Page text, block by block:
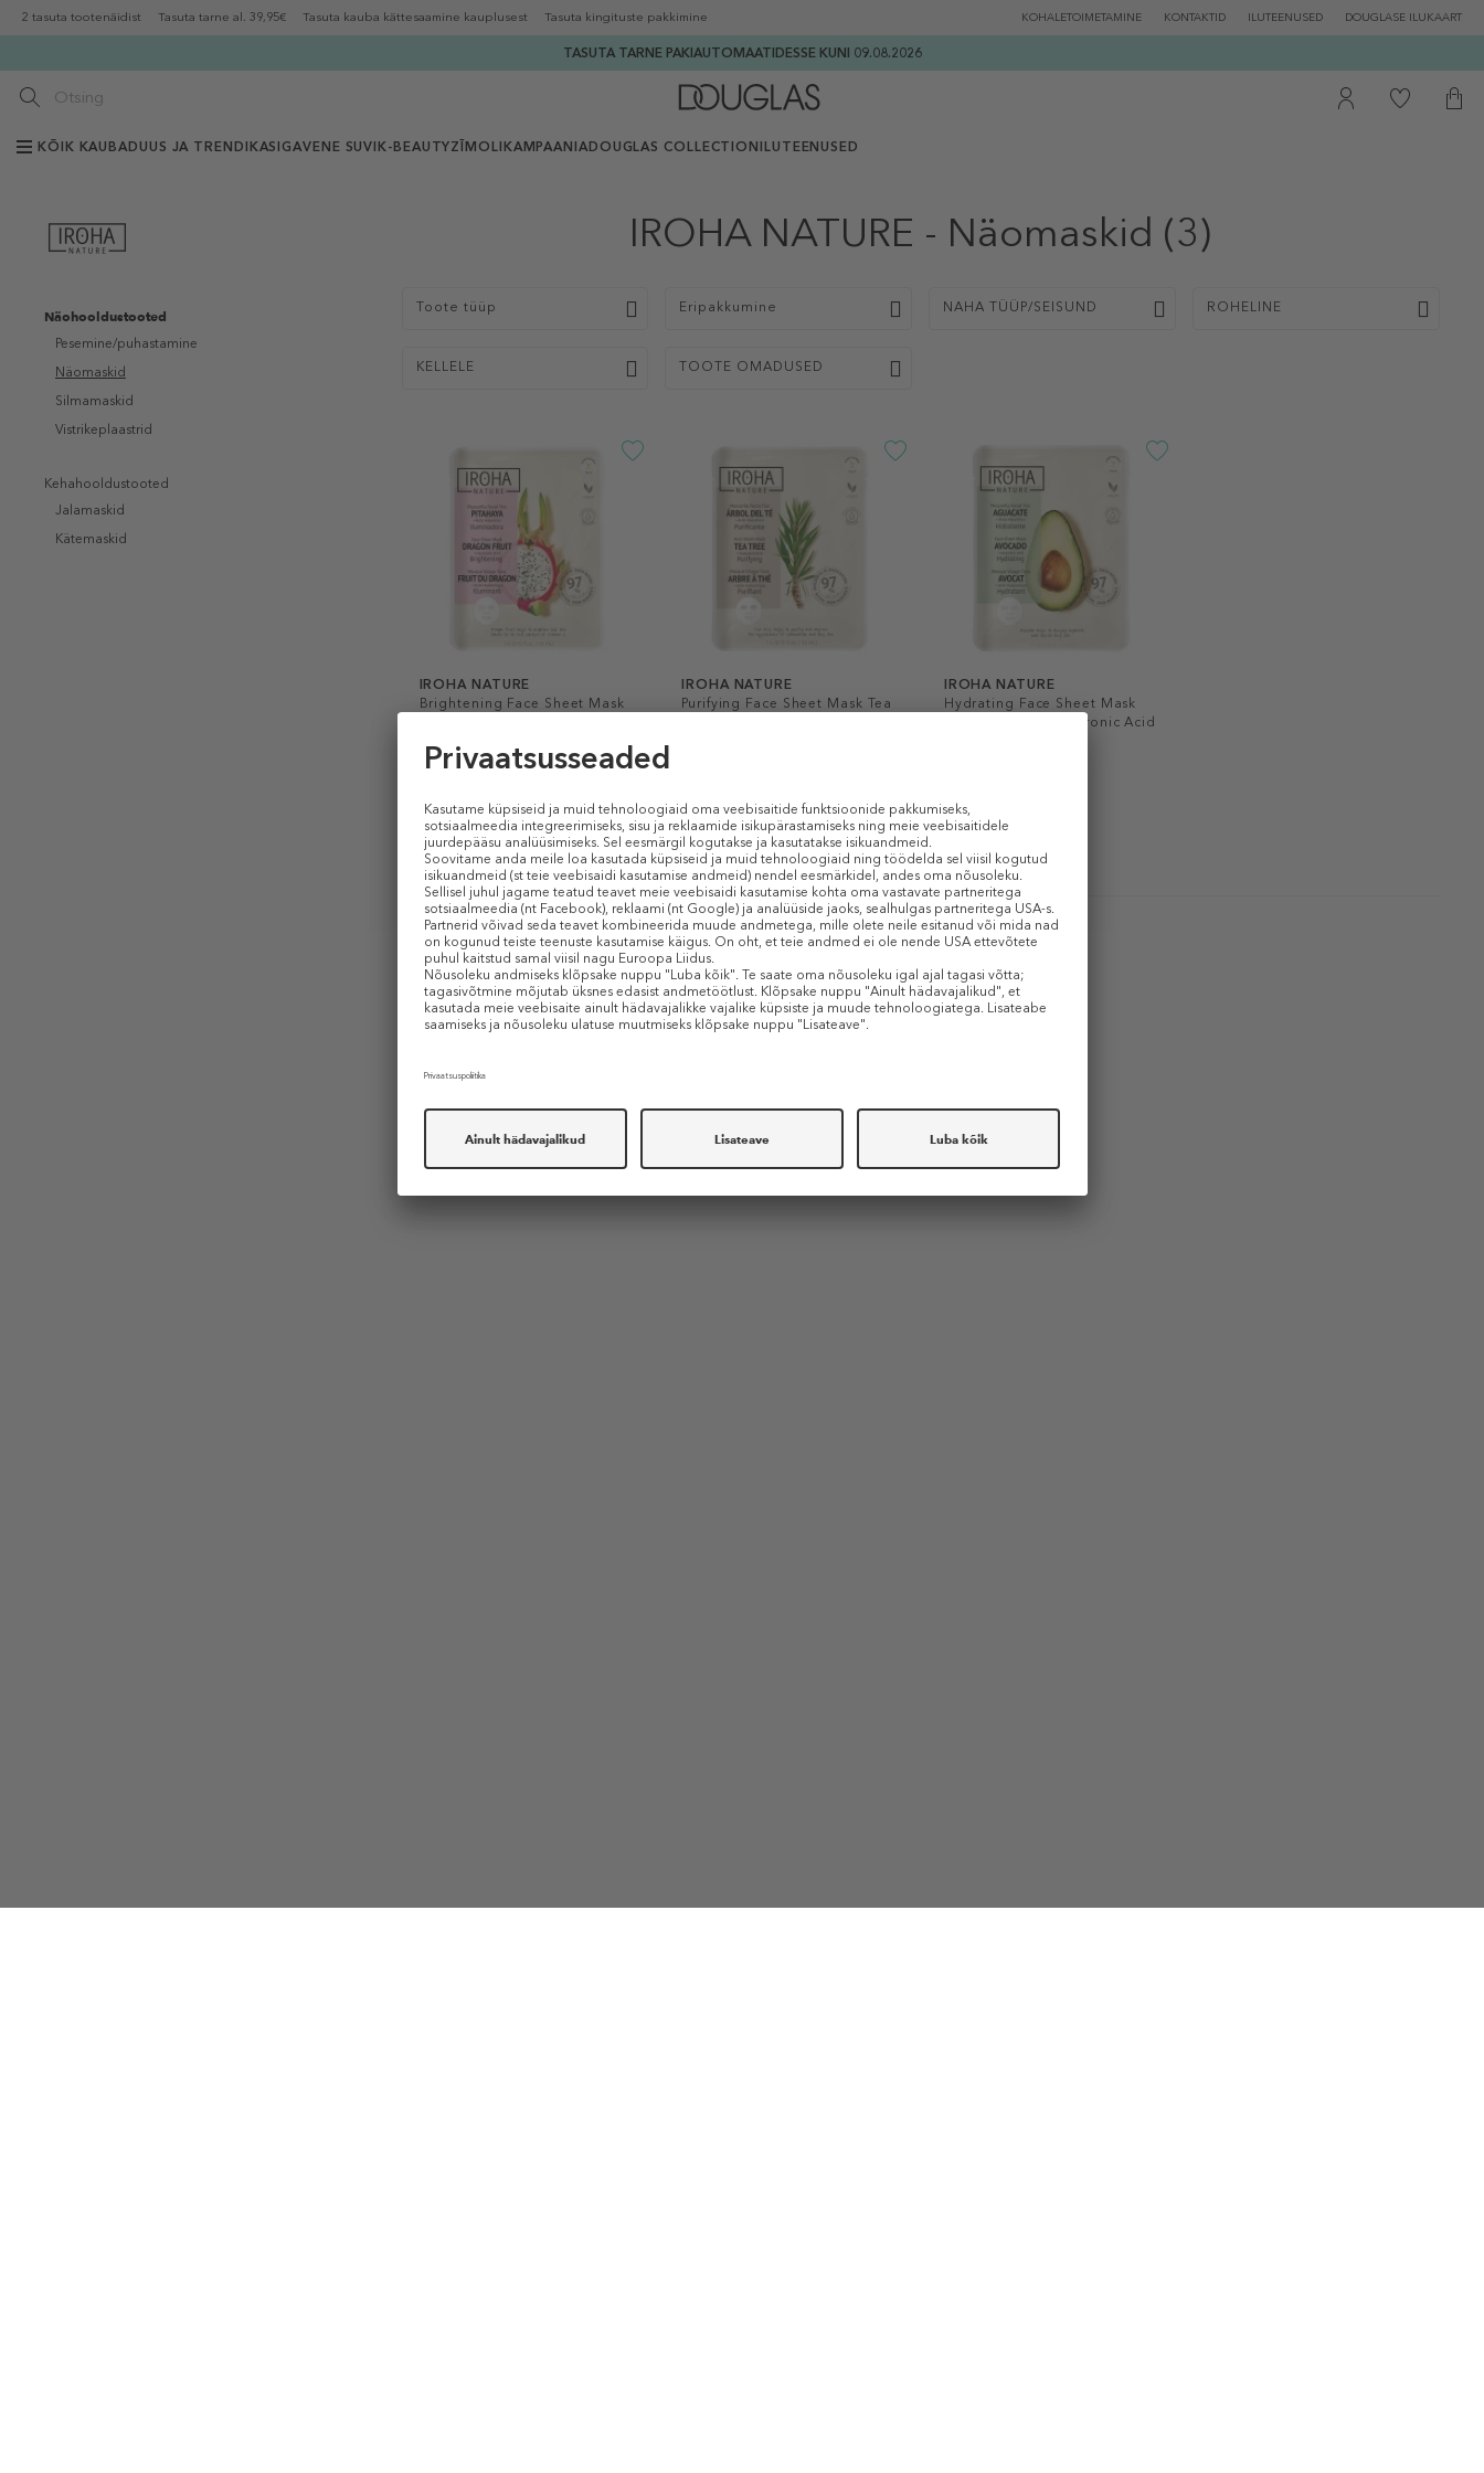
2 tasuta tootenäidist Tasuta tarne al. 39,95€ Tasuta kauba kättesaamine kauplusest Tasuta kingituste pakkimine KOHALETOIMETAMINE KONTAKTID ILUTEENUSED DOUGLASE ILUKAART
TASUTA TARNE PAKIAUTOMAATIDESSE KUNI 09.08.2026
KÕIK KAUBADUUS JA TRENDIKAS IGAVENE SUVI K-BEAUTYZĪMOLI KAMPAANIADOUGLAS COLLECTION ILUTEENUSED
Näohooldustooted
Pesemine/puhastamine
Näomaskid
Silmamaskid
Vistrikeplaastrid
Kehahooldustooted
Jalamaskid
Kätemaskid
IROHA NATURE - Näomaskid (3)
Toote tüüp Eripakkumine NAHA TÜÜP/SEISUND ROHELINE
KELLELE TOOTE OMADUSED
IROHA NATURE
Brightening Face Sheet Mask
Kangasmask
20 ml (0,15 € / 1 ml)
IROHA NATURE
Purifying Face Sheet Mask Tea
20 ml (0,15 € / 1 ml)
IROHA NATURE
Hydrating Face Sheet Mask
Avocado And Hyaluronic Acid
20 ml (0,15 € / 1 ml)